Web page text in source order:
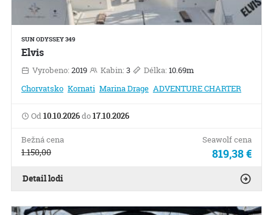
SUN ODYSSEY 349
Elvis
Vyrobeno: 2019 Kabin: 3 Délka: 10.69m
Chorvatsko Kornati Marina Drage ADVENTURE CHARTER
Od10.10.2026do17.10.2026
Bežná cena
1.150,00
Seawolf cena
819,38 €
Detail lodi